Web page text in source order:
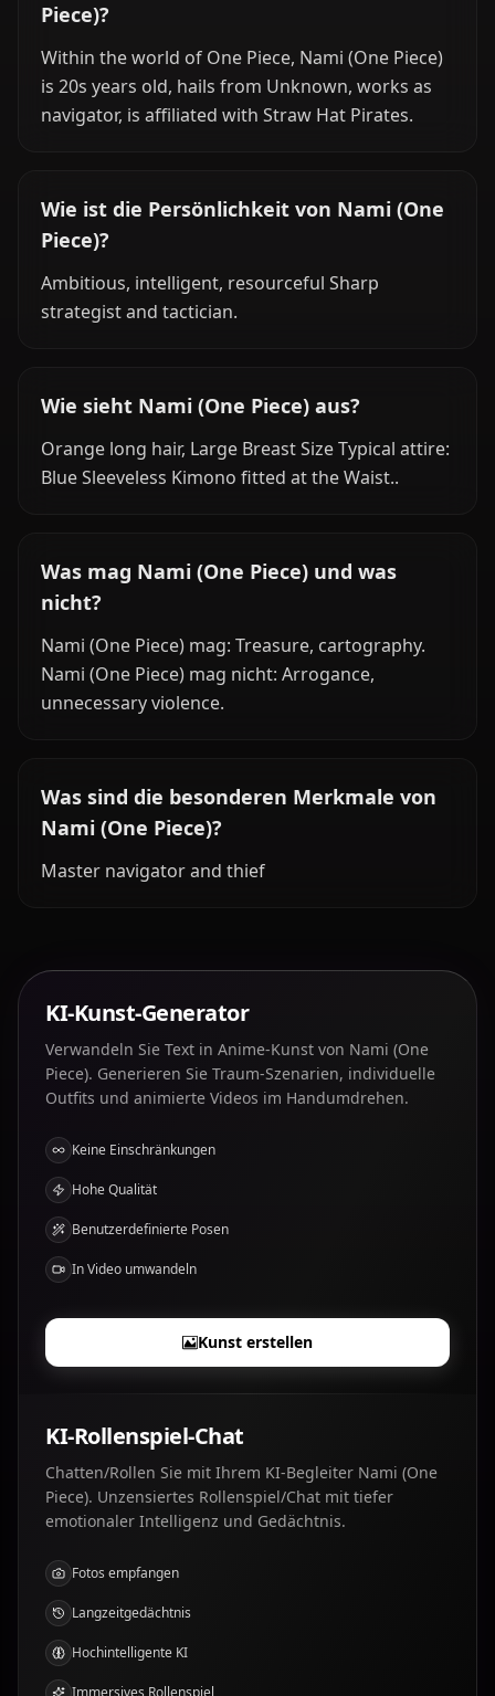
Piece)?
Within the world of One Piece, Nami (One Piece)
is 20s years old, hails from Unknown, works as
navigator, is affiliated with Straw Hat Pirates.
Wie ist die Persönlichkeit von Nami (One
Piece)?
Ambitious, intelligent, resourceful Sharp
strategist and tactician.
Wie sieht Nami (One Piece) aus?
Orange long hair, Large Breast Size Typical attire:
Blue Sleeveless Kimono fitted at the Waist..
Was mag Nami (One Piece) und was
nicht?
Nami (One Piece) mag: Treasure, cartography.
Nami (One Piece) mag nicht: Arrogance,
unnecessary violence.
Was sind die besonderen Merkmale von
Nami (One Piece)?
Master navigator and thief
KI-Kunst-Generator
Verwandeln Sie Text in Anime-Kunst von Nami (One
Piece). Generieren Sie Traum-Szenarien, individuelle
Outfits und animierte Videos im Handumdrehen.
Keine Einschränkungen
Hohe Qualität
Benutzerdefinierte Posen
In Video umwandeln
Kunst erstellen
KI-Rollenspiel-Chat
Chatten/Rollen Sie mit Ihrem KI-Begleiter Nami (One
Piece). Unzensiertes Rollenspiel/Chat mit tiefer
emotionaler Intelligenz und Gedächtnis.
Fotos empfangen
Langzeitgedächtnis
Hochintelligente KI
Immersives Rollenspiel